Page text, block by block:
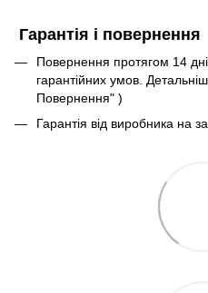
Гарантія і повернення
Повернення протягом 14
гарантійних умов.
Повернення" )
Гарантія від виробника на